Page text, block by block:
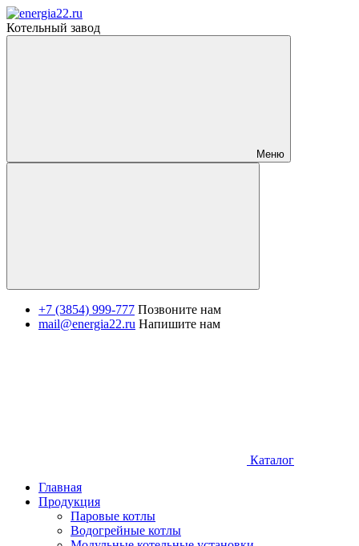
Котельный завод
Меню
+7 (3854) 999-777 Позвоните нам
mail@energia22.ru Напишите нам
Каталог
Главная
Продукция
Паровые котлы
Водогрейные котлы